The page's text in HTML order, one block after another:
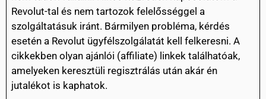
Revolut-tal és nem tartozok felelősséggel a
szolgáltatásuk iránt. Bármilyen probléma, kérdés
esetén a Revolut ügyfélszolgálatát kell felkeresni. A
cikkekben olyan ajánlói (affiliate) linkek találhatóak,
amelyeken keresztüli regisztrálás után akár én
jutalékot is kaphatok.